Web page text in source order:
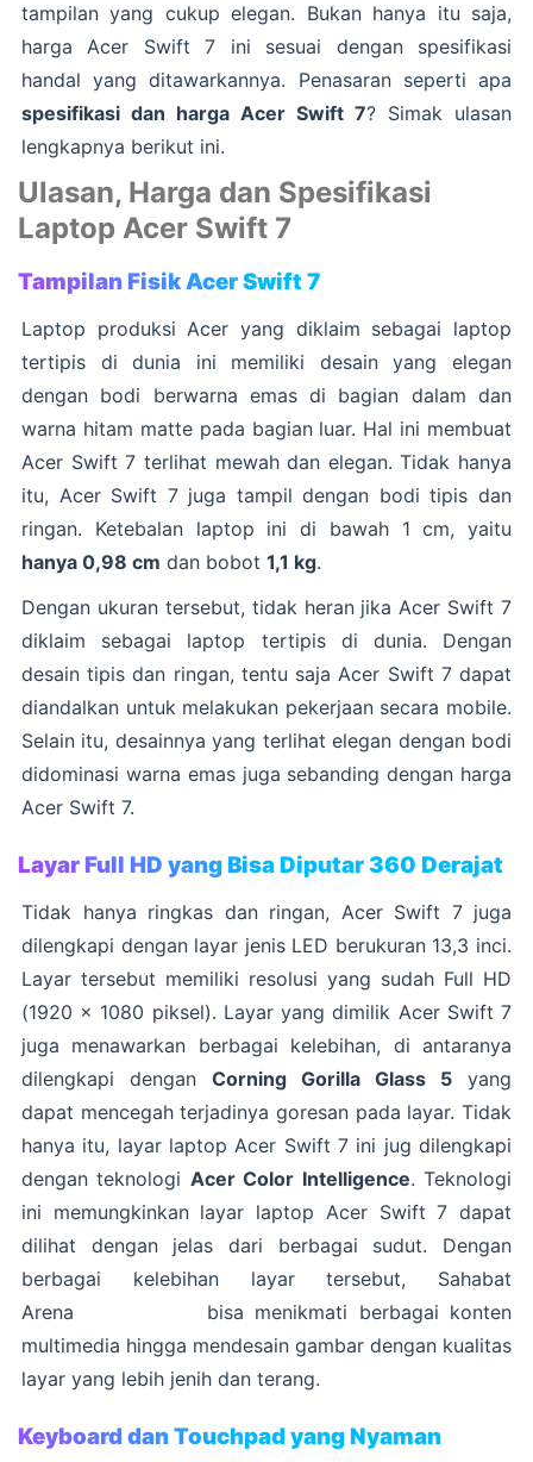
tampilan yang cukup elegan. Bukan hanya itu saja,
harga Acer Swift 7 ini sesuai dengan spesifikasi
handal yang ditawarkannya. Penasaran seperti apa
spesifikasi dan harga Acer Swift 7? Simak ulasan
lengkapnya berikut ini.
Ulasan, Harga dan Spesifikasi
Laptop Acer Swift 7
Tampilan Fisik Acer Swift 7
Laptop produksi Acer yang diklaim sebagai laptop
tertipis di dunia ini memiliki desain yang elegan
dengan bodi berwarna emas di bagian dalam dan
warna hitam matte pada bagian luar. Hal ini membuat
Acer Swift 7 terlihat mewah dan elegan. Tidak hanya
itu, Acer Swift 7 juga tampil dengan bodi tipis dan
ringan. Ketebalan laptop ini di bawah 1 cm, yaitu
hanya 0,98 cm dan bobot 1,1 kg.
Dengan ukuran tersebut, tidak heran jika Acer Swift 7
diklaim sebagai laptop tertipis di dunia. Dengan
desain tipis dan ringan, tentu saja Acer Swift 7 dapat
diandalkan untuk melakukan pekerjaan secara mobile.
Selain itu, desainnya yang terlihat elegan dengan bodi
didominasi warna emas juga sebanding dengan harga
Acer Swift 7.
Layar Full HD yang Bisa Diputar 360 Derajat
Tidak hanya ringkas dan ringan, Acer Swift 7 juga
dilengkapi dengan layar jenis LED berukuran 13,3 inci.
Layar tersebut memiliki resolusi yang sudah Full HD
(1920 x 1080 piksel). Layar yang dimilik Acer Swift 7
juga menawarkan berbagai kelebihan, di antaranya
dilengkapi dengan Corning Gorilla Glass 5 yang
dapat mencegah terjadinya goresan pada layar. Tidak
hanya itu, layar laptop Acer Swift 7 ini jug dilengkapi
dengan teknologi Acer Color Intelligence. Teknologi
ini memungkinkan layar laptop Acer Swift 7 dapat
dilihat dengan jelas dari berbagai sudut. Dengan
berbagai kelebihan layar tersebut, Sahabat
Arena bisa menikmati berbagai konten
multimedia hingga mendesain gambar dengan kualitas
layar yang lebih jenih dan terang.
Keyboard dan Touchpad yang Nyaman